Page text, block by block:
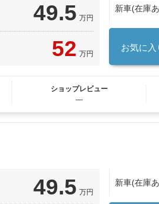
49.5 万円
52 万円
新車(在庫
お気に入
ショップレビュー
―
49.5 万円
新車(在庫